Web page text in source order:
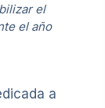
el
el año
a